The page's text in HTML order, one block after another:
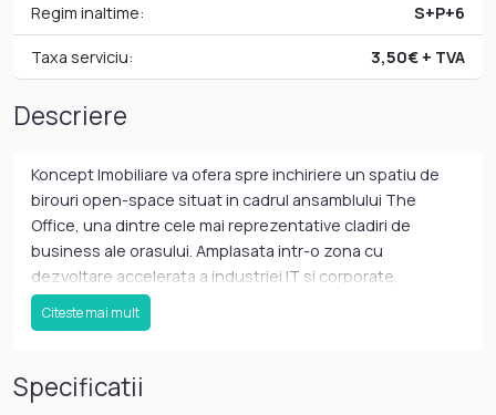
Regim inaltime: S+P+6
Taxa serviciu: 3,50€ + TVA
Descriere
Koncept Imobiliare va ofera spre inchiriere un spatiu de
birouri open-space situat in cadrul ansamblului The
Office, una dintre cele mai reprezentative cladiri de
business ale orasului. Amplasata intr-o zona cu
dezvoltare accelerata a industriei IT si corporate,
proprietatea beneficiaza de acces facil catre centrul
orasului, mijloace de transport in comun, institutii
integrate direct in cadrul complexului. Atmosfera urbana
si dinamica a zonei, alaturi de comunitatea profesionala
Citeste mai mult
Specificatii